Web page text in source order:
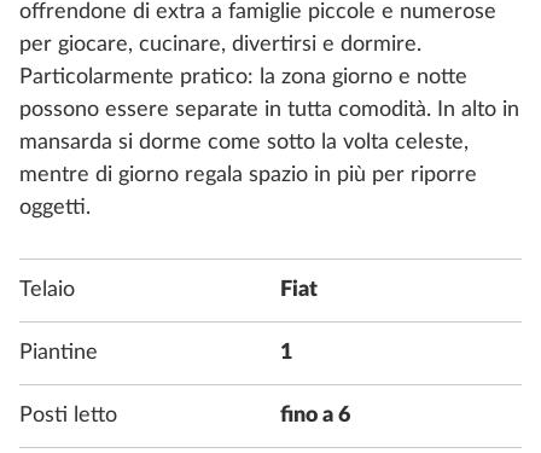
offrendone di extra a famiglie piccole e numerose
per giocare, cucinare, divertirsi e dormire.
Particolarmente pratico: la zona giorno e notte
possono essere separate in tutta comodità. In alto in
mansarda si dorme come sotto la volta celeste,
mentre di giorno regala spazio in più per riporre
oggetti.
Telaio Fiat
Piantine 1
Posti letto fino a 6